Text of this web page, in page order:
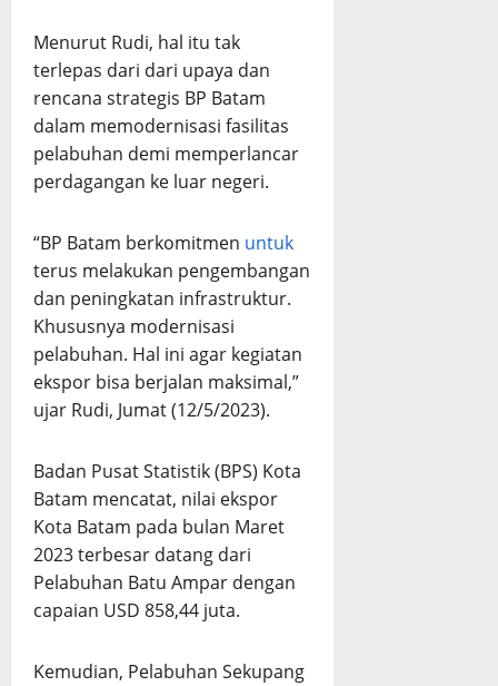
Menurut Rudi, hal itu tak
terlepas dari dari upaya dan
rencana strategis BP Batam
dalam memodernisasi fasilitas
pelabuhan demi memperlancar
perdagangan ke luar negeri.
“BP Batam berkomitmen untuk
terus melakukan pengembangan
dan peningkatan infrastruktur.
Khususnya modernisasi
pelabuhan. Hal ini agar kegiatan
ekspor bisa berjalan maksimal,”
ujar Rudi, Jumat (12/5/2023).
Badan Pusat Statistik (BPS) Kota
Batam mencatat, nilai ekspor
Kota Batam pada bulan Maret
2023 terbesar datang dari
Pelabuhan Batu Ampar dengan
capaian USD 858,44 juta.
Kemudian, Pelabuhan Sekupang